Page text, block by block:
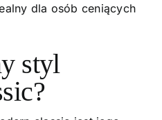
dla osób ceniących
styl